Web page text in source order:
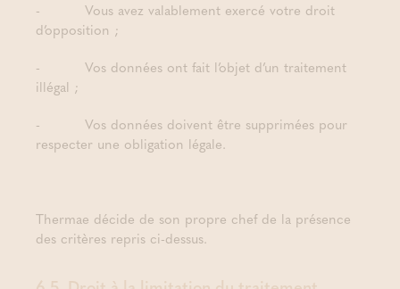
- Vous avez valablement exercé votre droit
d’opposition ;
- Vos données ont fait l’objet d’un traitement
illégal ;
- Vos données doivent être supprimées pour
respecter une obligation légale.
Thermae décide de son propre chef de la présence
des critères repris ci-dessus.